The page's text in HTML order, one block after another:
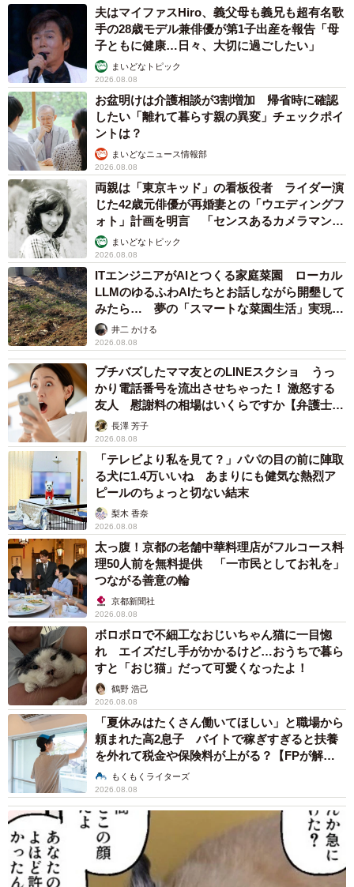
さんが抱く思いとはーー
「ごはんの量が他の2匹以上に食べるので食費が2倍。太り
ますよ。爪を切る時は暴れないでください。あと寝てると
き顔の上通らないでください。他の2匹と仲良く、そしてな
により健康で長生きしてね、と伝えたいですね」
夫はマイファスHiro、義父母も義兄も超有名歌
手の28歳モデル兼俳優が第1子出産を報告「母
子ともに健康…日々、大切に過ごしたい」
まいどなトピック
2026.08.08
お盆明けは介護相談が3割増加 帰省時に確認
したい「離れて暮らす親の異変」チェックポイ
ントは？
まいどなニュース情報部
2026.08.08
両親は「東京キッド」の看板役者 ライダー演
じた42歳元俳優が再婚妻との「ウエディングフ
ォト」計画を明言 「センスあるカメラマン求
む」まいどなトピック
2026.08.08
ITエンジニアがAIとつくる家庭菜園 ローカル
LLMのゆるふわAIたちとお話しながら開墾して
みたら… 夢の「スマートな菜園生活」実現な
るか井二 かける
2026.08.08
プチバズしたママ友とのLINEスクショ うっ
かり電話番号を流出させちゃった！ 激怒する
友人 慰謝料の相場はいくらですか【弁護士が
解説】長澤 芳子
2026.08.08
「テレビより私を見て？」パパの目の前に陣取
る犬に1.4万いいね あまりにも健気な熱烈ア
ピールのちょっと切ない結末
梨木 香奈
2026.08.08
太っ腹！京都の老舗中華料理店がフルコース料
理50人前を無料提供 「一市民としてお礼を」
つながる善意の輪
京都新聞社
2026.08.08
ボロボロで不細工なおじいちゃん猫に一目惚
れ エイズだし手がかかるけど…おうちで暮ら
すと「おじ猫」だって可愛くなったよ！
鶴野 浩己
2026.08.08
「夏休みはたくさん働いてほしい」と職場から
頼まれた高2息子 バイトで稼ぎすぎると扶養
を外れて税金や保険料が上がる？【FPが解
説】もくもくライターズ
2026.08.08